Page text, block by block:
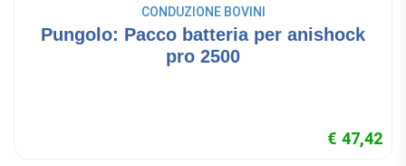
CONDUZIONE BOVINI
Pungolo: Pacco batteria per anishock
pro 2500
€ 47,42